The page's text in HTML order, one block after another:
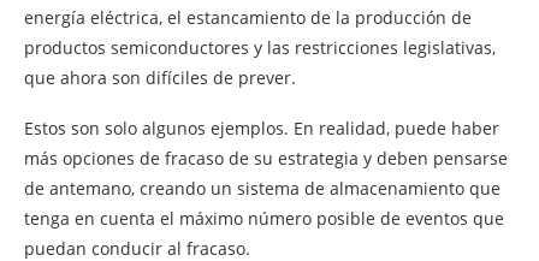
energía eléctrica, el estancamiento de la producción de
productos semiconductores y las restricciones legislativas,
que ahora son difíciles de prever.
Estos son solo algunos ejemplos. En realidad, puede haber
más opciones de fracaso de su estrategia y deben pensarse
de antemano, creando un sistema de almacenamiento que
tenga en cuenta el máximo número posible de eventos que
puedan conducir al fracaso.